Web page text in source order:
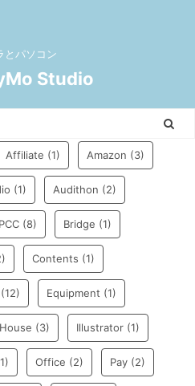
とパソコン
Studio
Affiliate (1) Amazon (3)
(1) Audithon (2)
(8) Bridge (1)
Contents (1)
(12) Equipment (1)
House (3) Illustrator (1)
Office (2) Pay (2)